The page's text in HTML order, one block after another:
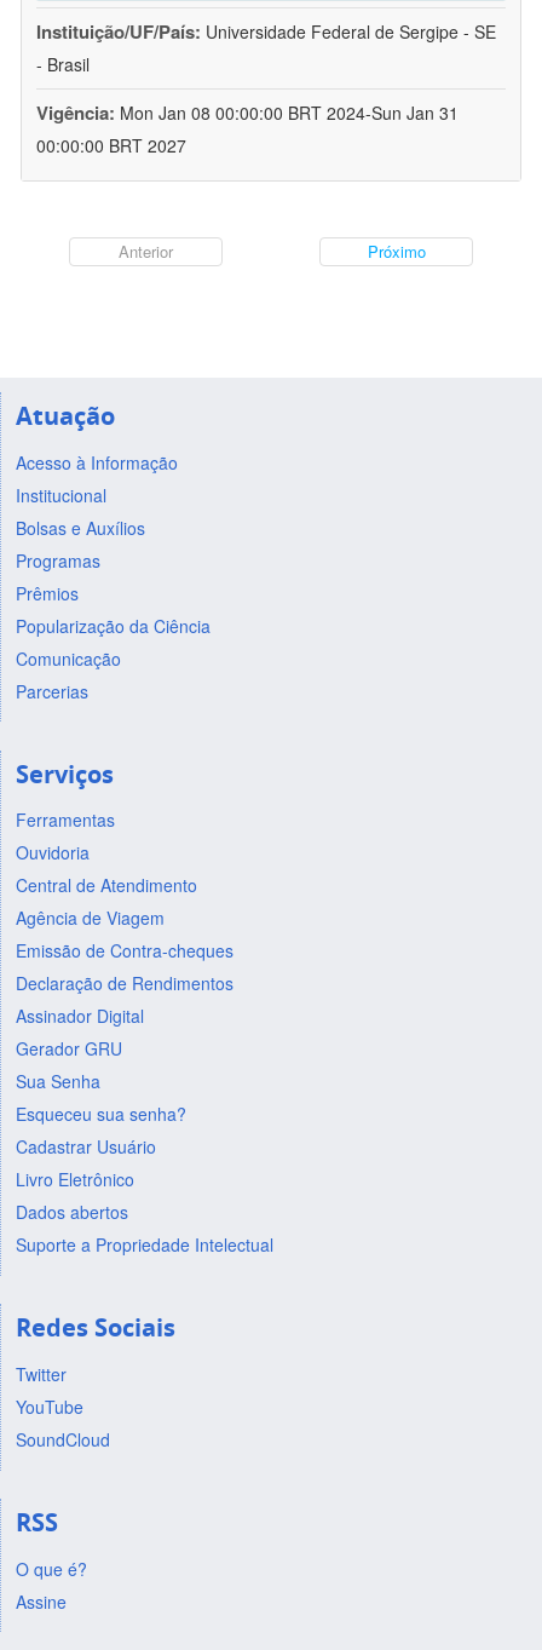
Instituição/UF/País: Universidade Federal de Sergipe - SE
- Brasil
Vigência: Mon Jan 08 00:00:00 BRT 2024-Sun Jan 31
00:00:00 BRT 2027
Anterior Próximo
Atuação
Acesso à Informação
Institucional
Bolsas e Auxílios
Programas
Prêmios
Popularização da Ciência
Comunicação
Parcerias
Serviços
Ferramentas
Ouvidoria
Central de Atendimento
Agência de Viagem
Emissão de Contra-cheques
Declaração de Rendimentos
Assinador Digital
Gerador GRU
Sua Senha
Esqueceu sua senha?
Cadastrar Usuário
Livro Eletrônico
Dados abertos
Suporte a Propriedade Intelectual
Redes Sociais
Twitter
YouTube
SoundCloud
RSS
O que é?
Assine